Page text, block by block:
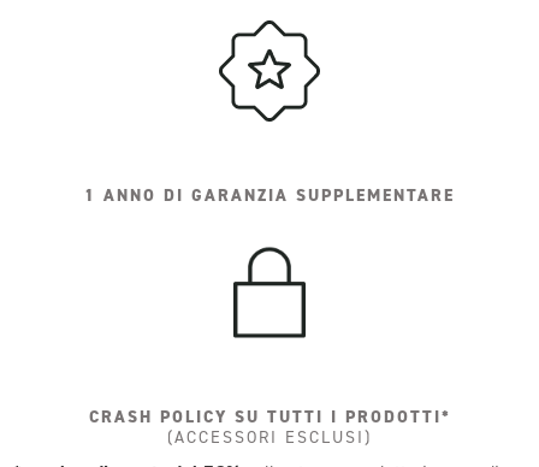
1 ANNO DI GARANZIA SUPPLEMENTARE
CRASH POLICY SU TUTTI I PRODOTTI*
(ACCESSORI ESCLUSI)